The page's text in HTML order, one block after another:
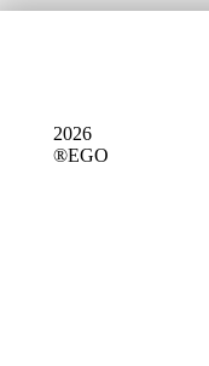
2026
®EGO